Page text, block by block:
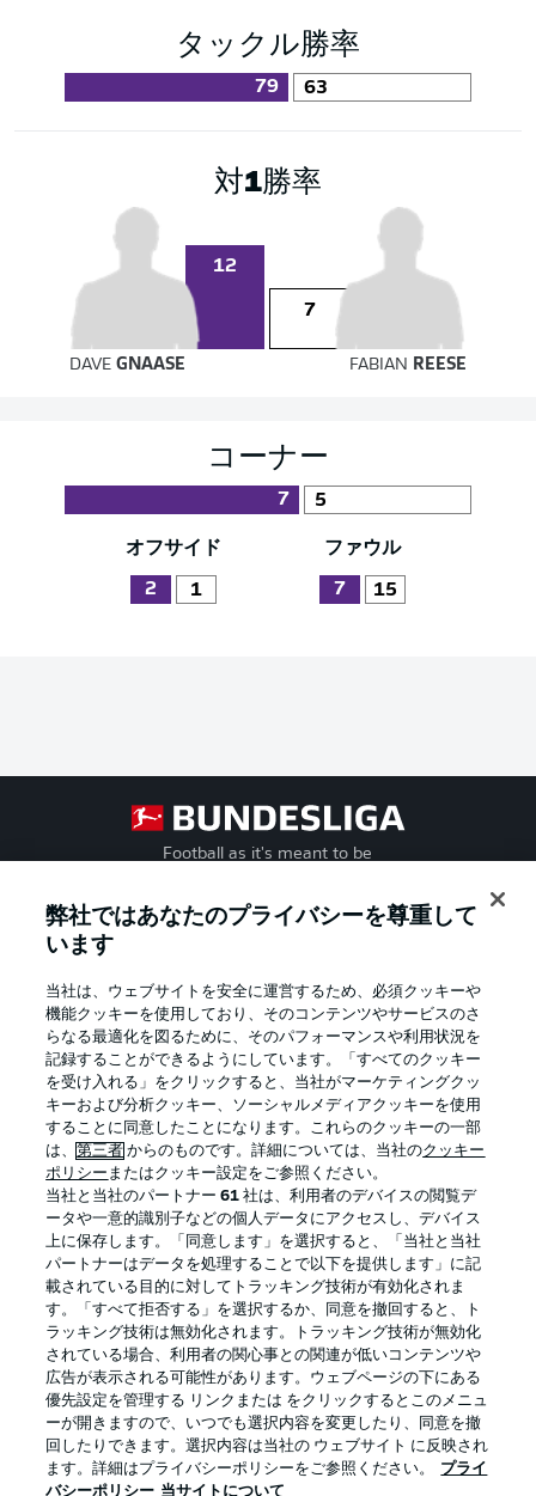
タックル勝率
79 63
対1勝率
12
7
DAVE GNAASE FABIAN REESE
コーナー
7 5
オフサイド
2 1
ファウル
7 15
Football as it's meant to be
Official Partners
プライバシー・ポリシー 優先設定を管理する
利用条件 放送局
求人 選手
弊社ではあなたのプライバシーを尊重して
います
当社は、ウェブサイトを安全に運営するため、必須クッキーや
機能クッキーを使用しており、そのコンテンツやサービスのさ
らなる最適化を図るために、そのパフォーマンスや利用状況を
記録することができるようにしています。「すべてのクッキー
を受け入れる」をクリックすると、当社がマーケティングクッ
キーおよび分析クッキー、ソーシャルメディアクッキーを使用
することに同意したことになります。これらのクッキーの一部
は、第三者 からのものです。詳細については、当社のクッキー
ポリシー またはクッキー設定をご参照ください。
当社と当社のパートナー61 社は、利用者のデバイスの閲覧デ
ータや一意的識別子などの個人データにアクセスし、デバイス
上に保存します。「同意します」を選択すると、「当社と当社
パートナーはデータを処理することで以下を提供します」に記
載されている目的に対してトラッキング技術が有効化されま
す。「すべて拒否する」を選択するか、同意を撤回すると、ト
ラッキング技術は無効化されます。トラッキング技術が無効化
されている場合、利用者の関心事との関連が低いコンテンツや
広告が表示される可能性があります。ウェブページの下にある
優先設定を管理する リンクまたは をクリックするとこのメニュ
ーが開きますので、いつでも選択内容を変更したり、同意を撤
回したりできます。選択内容は当社の ウェブサイト に反映され
ます。詳細はプライバシーポリシーをご参照ください。
プライ
バシーポリシー 当サイトについて